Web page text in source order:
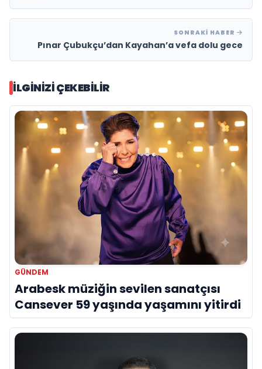
SONRAKI HABER
Pınar Çubukçu’dan Kayahan’a vefa dolu gece
İLGINIZI ÇEKEBILIR
GÜNDEM
Arabesk müziğin sevilen sanatçısı
Cansever 59 yaşında yaşamını yitirdi